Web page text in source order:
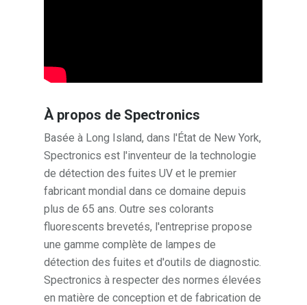
À propos de Spectronics
Basée à Long Island, dans l'État de New York,
Spectronics est l'inventeur de la technologie
de détection des fuites UV et le premier
fabricant mondial dans ce domaine depuis
plus de 65 ans. Outre ses colorants
fluorescents brevetés, l'entreprise propose
une gamme complète de lampes de
détection des fuites et d'outils de diagnostic.
Spectronics à respecter des normes élevées
en matière de conception et de fabrication de